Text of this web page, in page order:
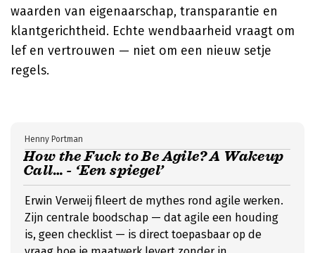
waarden van eigenaarschap, transparantie en
klantgerichtheid. Echte wendbaarheid vraagt om
lef en vertrouwen — niet om een nieuw setje
regels.
How the Fuck to Be Agile? A Wakeup
Call… - ‘Een spiegel’
Henny Portman
Erwin Verweij fileert de mythes rond agile werken.
Zijn centrale boodschap — dat agile een houding
is, geen checklist — is direct toepasbaar op de